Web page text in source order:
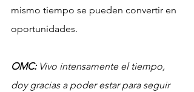
mismo tiempo se pueden convertir en
oportunidades.
OMC: Vivo intensamente el tiempo,
doy gracias a poder estar para seguir